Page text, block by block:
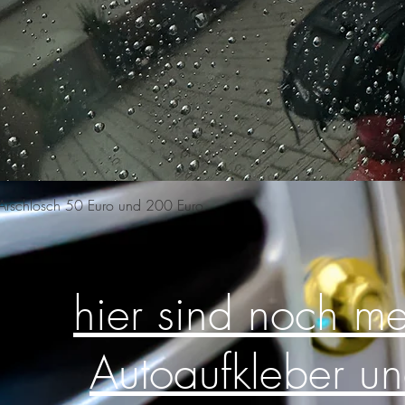
Schnellansicht
50 Euro und 200 Euro
hier sind noch
Autoaufkleber